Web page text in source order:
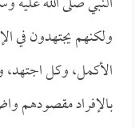
ولكنهم يجتهدون في
الأكمل، وكل اجتهد،
بالإفراد مقصودهم